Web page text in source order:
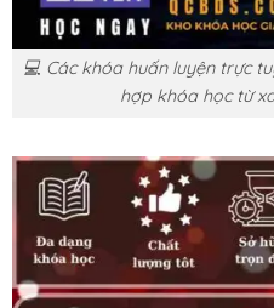
💻 Các khóa huấn luyện trực
hợp khóa học từ